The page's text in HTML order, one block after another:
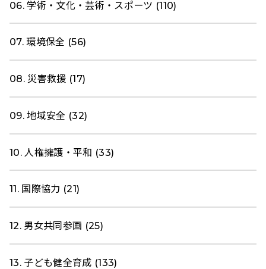
06. 学術・文化・芸術・スポーツ (110)
07. 環境保全 (56)
08. 災害救援 (17)
09. 地域安全 (32)
10. 人権擁護・平和 (33)
11. 国際協力 (21)
12. 男女共同参画 (25)
13. 子ども健全育成 (133)